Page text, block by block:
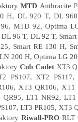
MTD Anthracite
H, DL 920 T, DL
MTD 92, Optima
96 T, DL 92 T,
Smart RE 130 H,
200 H, Optima LG
Cub CadetXT3
PS107, XT2 PS117,
XT3 QR106, XT1
QR95, LT1 NR92,
LT3 PR105, XT3
Riwall-PRO RLT